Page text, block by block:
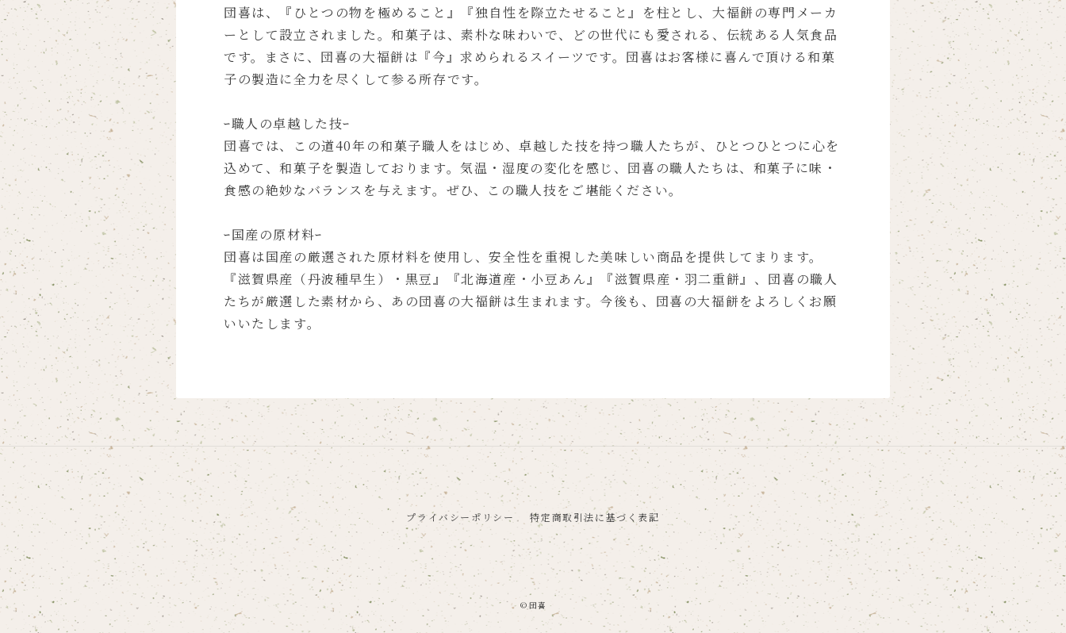
団喜は、『ひとつの物を極めること』『独自性を際立たせること』を柱とし、大福餅の専門メーカ
ーとして設立されました。和菓子は、素朴な味わいで、どの世代にも愛される、伝統ある人気食品
です。まさに、団喜の大福餅は『今』求められるスイーツです。団喜はお客様に喜んで頂ける和菓
子の製造に全力を尽くして参る所存です。
ｰ職人の卓越した技ｰ
団喜では、この道40年の和菓子職人をはじめ、卓越した技を持つ職人たちが、ひとつひとつに心を
込めて、和菓子を製造しております。気温・湿度の変化を感じ、団喜の職人たちは、和菓子に味・
食感の絶妙なバランスを与えます。ぜひ、この職人技をご堪能ください。
ｰ国産の原材料ｰ
団喜は国産の厳選された原材料を使用し、安全性を重視した美味しい商品を提供してまります。
『滋賀県産（丹波種早生）・黒豆』『北海道産・小豆あん』『滋賀県産・羽二重餅』、団喜の職人
たちが厳選した素材から、あの団喜の大福餅は生まれます。今後も、団喜の大福餅をよろしくお願
いいたします。
プライバシーポリシー 特定商取引法に基づく表記
© 団喜